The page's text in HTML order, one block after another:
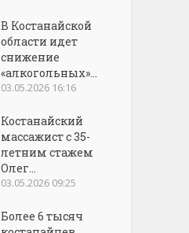
В Костанайской
области идет
снижение
«алкогольных»...
03.05.2026 16:16
Костанайский
массажист с 35-
летним стажем
Олег...
03.05.2026 09:25
Более 6 тысяч